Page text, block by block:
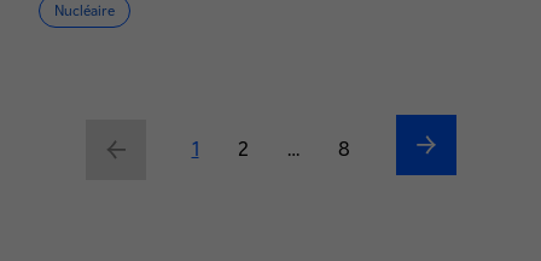
Nucléaire
PrécédentCurrent page
1 Page
2 … Page
8 Suivant